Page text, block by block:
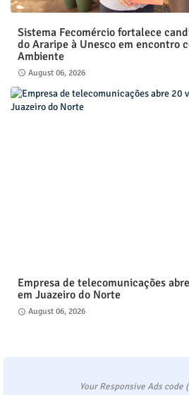
Sistema Fecomércio fortalece
do Araripe à Unesco em encontro
Ambiente
August 06, 2026
Empresa de telecomunicações
em Juazeiro do Norte
August 06, 2026
Your Responsive Ads code